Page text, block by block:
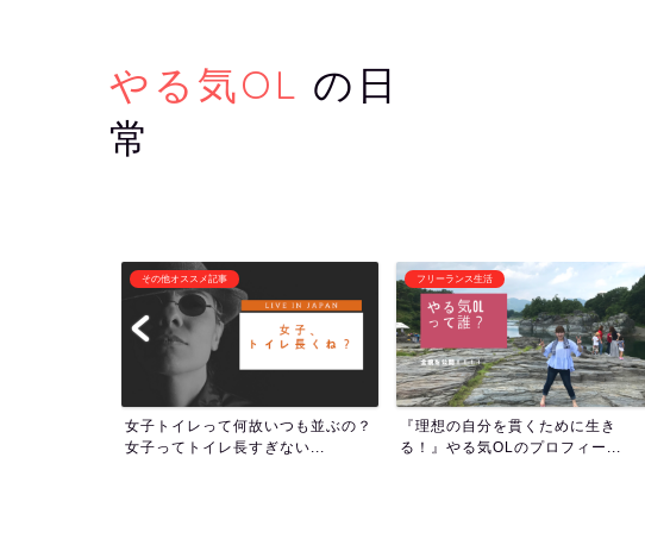
やる気OL の日
常
フリーランス生活
『理想の自分を貫くために生き
る！』やる気OLのプロフィー...
潜在意識・自己啓発
1000回アファメーションの効果に
ついて！人生の流れを変...